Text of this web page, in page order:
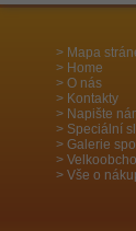
Mapa
Home
O nás
Kontakty
Napište
Speciální
Galerie
Vše o